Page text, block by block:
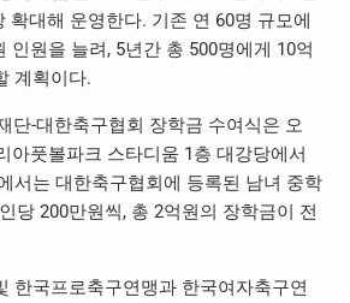
확대해 운영한다. 기존 연 60명 규모에
인원을 늘려, 5년간 총 500명에게 10억
계획이다.
단-대한축구협회 장학금 수여식은 오
아풋볼파크 스타디움 1층 대강당에서
서는 대한축구협회에 등록된 남녀 중학
당 200만원씩, 총 2억원의 장학금이 전
한국프로축구연맹과 한국여자축구연